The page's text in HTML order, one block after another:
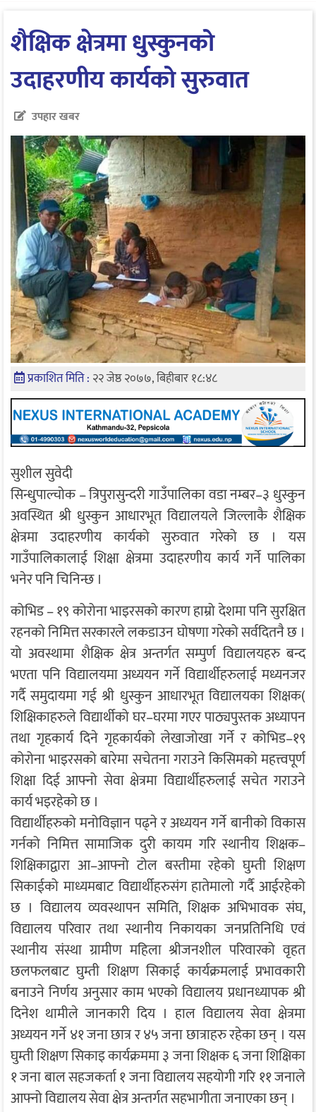
शैक्षिक क्षेत्रमा धुस्कुनको
उदाहरणीय कार्यको सुरुवात
उपहार खबर
प्रकाशित मिति : २२ जेष्ठ २०७७, बिहीबार १८:४८
सुशील सुवेदी
सिन्धुपाल्चोक – त्रिपुरासुन्दरी गाउँपालिका वडा नम्बर–३ धुस्कुन
अवस्थित श्री धुस्कुन आधारभूत विद्यालयले जिल्लाकै शैक्षिक
क्षेत्रमा उदाहरणीय कार्यको सुरुवात गरेको छ । यस
गाउँपालिकालाई शिक्षा क्षेत्रमा उदाहरणीय कार्य गर्ने पालिका
भनेर पनि चिनिन्छ ।
कोभिड – १९ कोरोना भाइरसको कारण हाम्रो देशमा पनि सुरक्षित
रहनको निमित्त सरकारले लकडाउन घोषणा गरेको सर्वदितनै छ ।
यो अवस्थामा शैक्षिक क्षेत्र अन्तर्गत सम्पुर्ण विद्यालयहरु बन्द
भएता पनि विद्यालयमा अध्ययन गर्ने विद्यार्थीहरुलाई मध्यनजर
गर्दै समुदायमा गई श्री धुस्कुन आधारभूत विद्यालयका शिक्षक(
शिक्षिकाहरुले विद्यार्थीको घर–घरमा गएर पाठ्यपुस्तक अध्यापन
तथा गृहकार्य दिने गृहकार्यको लेखाजोखा गर्ने र कोभिड–१९
कोरोना भाइरसको बारेमा सचेतना गराउने किसिमको महत्त्वपूर्ण
शिक्षा दिई आफ्नो सेवा क्षेत्रमा विद्यार्थीहरुलाई सचेत गराउने
कार्य भइरहेको छ ।
विद्यार्थीहरुको मनोविज्ञान पढ्ने र अध्ययन गर्ने बानीको विकास
गर्नको निमित्त सामाजिक दुरी कायम गरि स्थानीय शिक्षक–
शिक्षिकाद्वारा आ–आफ्नो टोल बस्तीमा रहेको घुम्ती शिक्षण
सिकाईको माध्यमबाट विद्यार्थीहरुसंग हातेमालो गर्दै आईरहेको
छ । विद्यालय व्यवस्थापन समिति, शिक्षक अभिभावक संघ,
विद्यालय परिवार तथा स्थानीय निकायका जनप्रतिनिधि एवं
स्थानीय संस्था ग्रामीण महिला श्रीजनशील परिवारको वृहत
छलफलबाट घुम्ती शिक्षण सिकाई कार्यक्रमलाई प्रभावकारी
बनाउने निर्णय अनुसार काम भएको विद्यालय प्रधानध्यापक श्री
दिनेश थामीले जानकारी दिय । हाल विद्यालय सेवा क्षेत्रमा
अध्ययन गर्ने ४१ जना छात्र र ४५ जना छात्राहरु रहेका छन् । यस
घुम्ती शिक्षण सिकाइ कार्यक्रममा ३ जना शिक्षक ६ जना शिक्षिका
१ जना बाल सहजकर्ता १ जना विद्यालय सहयोगी गरि ११ जनाले
आफ्नो विद्यालय सेवा क्षेत्र अन्तर्गत सहभागीता जनाएका छन् ।